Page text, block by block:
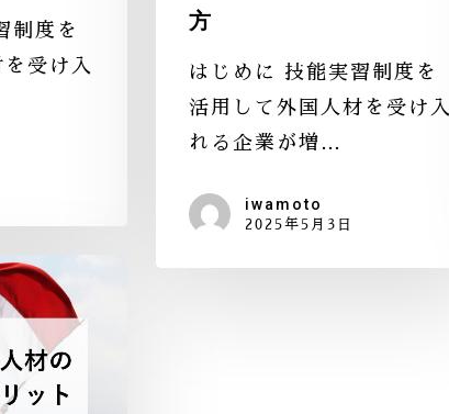
制度を
受け入
方
はじめに 技能実習制度を
活用して外国人材を受け入
れる企業が増…
iwamoto
2025年5月3日